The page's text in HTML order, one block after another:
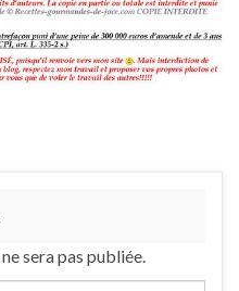
sera pas publiée.